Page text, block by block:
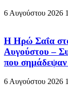
6 Αυγούστου 2026
Η Ηρώ Σαΐα στο
Αυγούστου –
που σημάδεψαν
6 Αυγούστου 2026